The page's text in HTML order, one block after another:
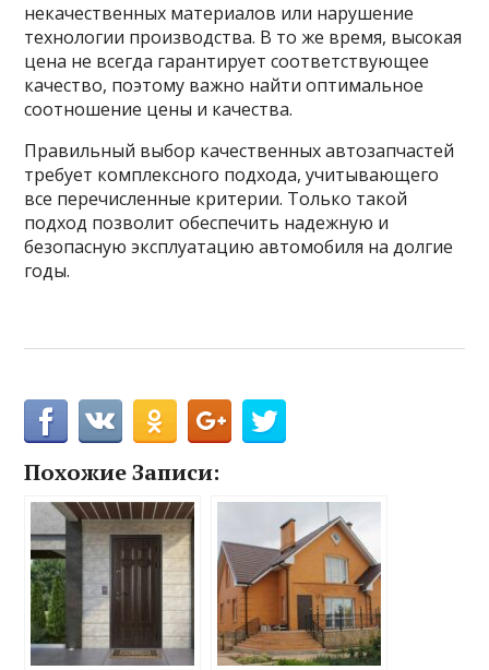
некачественных материалов или нарушение
технологии производства. В то же время, высокая
цена не всегда гарантирует соответствующее
качество, поэтому важно найти оптимальное
соотношение цены и качества.
Правильный выбор качественных автозапчастей
требует комплексного подхода, учитывающего
все перечисленные критерии. Только такой
подход позволит обеспечить надежную и
безопасную эксплуатацию автомобиля на долгие
годы.
Похожие Записи: